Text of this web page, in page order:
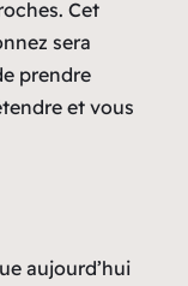
Cet
sera
prendre
et vous
aujourd’hui